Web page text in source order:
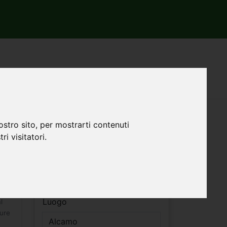
sito, per mostrarti contenuti
visitatori.
Filtri ricerca
Luogo